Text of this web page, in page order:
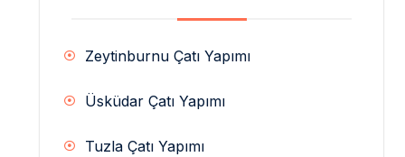
Zeytinburnu Çatı Yapımı
Üsküdar Çatı Yapımı
Tuzla Çatı Yapımı